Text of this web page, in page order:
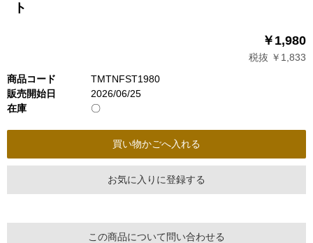
ト
￥1,980
税抜 ￥1,833
商品コード
TMTNFST1980
販売開始日
2026/06/25
在庫
〇
お気に入りに登録する
この商品について問い合わせる